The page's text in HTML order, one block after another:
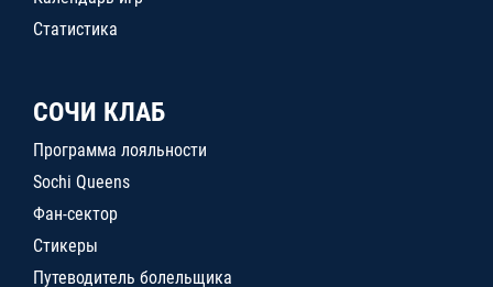
Статистика
СОЧИ КЛАБ
Программа лояльности
Sochi Queens
Фан-сектор
Стикеры
Путеводитель болельщика